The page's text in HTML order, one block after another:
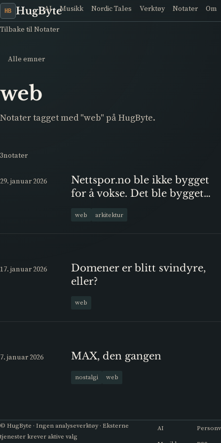
HB HugByte
AI Musikk Nordic Tales Verktøy Notater Om
Tilbake til Notater
Alle emner
web
Notater tagget med "web" på HugByte.
3notater
29. januar 2026
Nettspor.no ble ikke bygget
for å vokse. Det ble bygget
web arkitektur
17. januar 2026
Domener er blitt svindyre,
eller?
web
7. januar 2026 MAX, den gangen
nostalgi web
© HugByte · Ingen analyseverktøy · Eksterne
tjenester krever aktive valg
AI